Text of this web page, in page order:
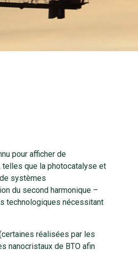
pour afficher de
que la photocatalyse et
systèmes
du second harmonique –
technologiques nécessitant
réalisées par les
nanocristaux de BTO afin